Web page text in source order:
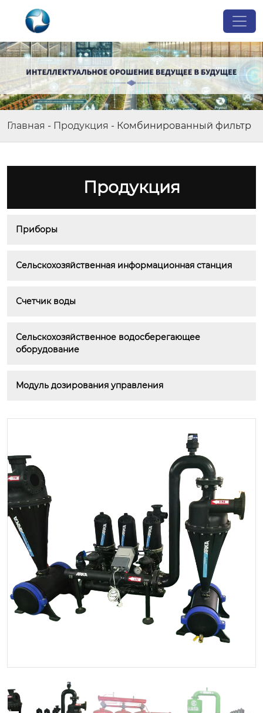
Главная - Продукция - Комбинированный фильтр
Продукция
Приборы
Сельскохозяйственная информационная станция
Счетчик воды
Сельскохозяйственное водосберегающее
оборудование
Модуль дозирования управления